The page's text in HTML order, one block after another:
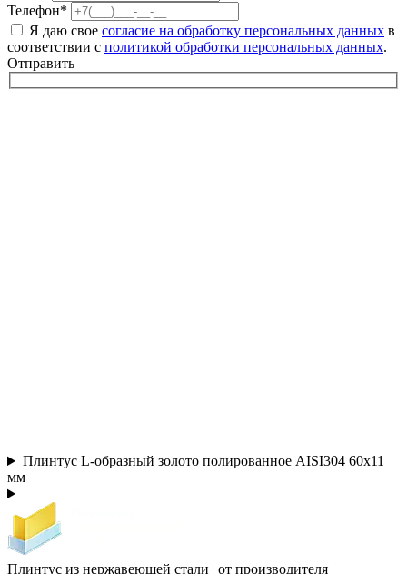
Телефон*
Я даю свое согласие на обработку персональных данных в
соответствии с политикой обработки персональных данных.
Отправить
Плинтус L-образный золото полированное AISI304 60х11
мм
Плинтус из нержавеющей стали от производителя